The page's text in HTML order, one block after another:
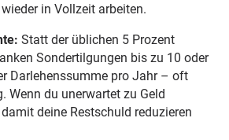
in Vollzeit arbeiten.
Statt der üblichen 5 Prozent
Sondertilgungen bis zu 10 oder
Darlehenssumme pro Jahr – oft
Wenn du unerwartet zu Geld
deine Restschuld reduzieren